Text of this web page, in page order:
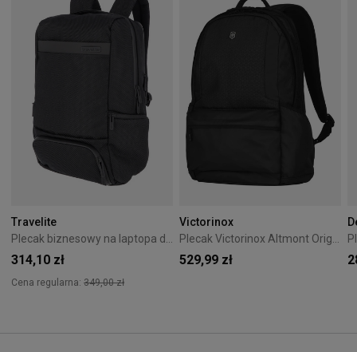
Travelite
314,10 zł
Cena regularna: 349,00 zł
Victorinox
529,99 zł